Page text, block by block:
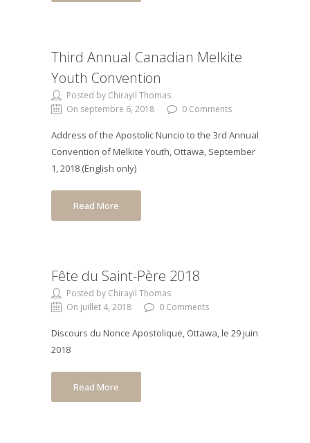
Third Annual Canadian Melkite
Youth Convention
Posted by Chirayil Thomas
On septembre 6, 2018
0 Comments
Address of the Apostolic Nuncio to the 3rd Annual
Convention of Melkite Youth, Ottawa, September
1, 2018 (English only)
Read More
Fête du Saint-Père 2018
Posted by Chirayil Thomas
On juillet 4, 2018
0 Comments
Discours du Nonce Apostolique, Ottawa, le 29 juin
2018
Read More